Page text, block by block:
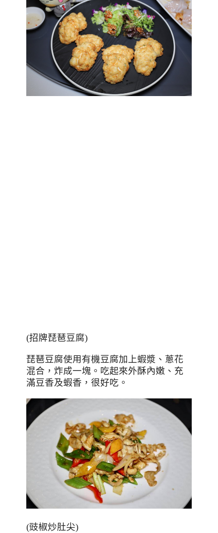
(招牌琵琶豆腐)
琵琶豆腐使用有機豆腐加上蝦漿、蔥花
混合，炸成一塊。吃起來外酥內嫩、充
滿豆香及蝦香，很好吃。
(豉椒炒肚尖)